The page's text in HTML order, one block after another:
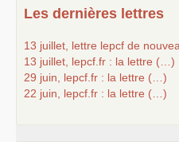
Les dernières lettres
13 juillet, lettre lepcf de
13 juillet, lepcf.fr : la lettre (…)
29 juin, lepcf.fr : la lettre (…)
22 juin, lepcf.fr : la lettre (…)